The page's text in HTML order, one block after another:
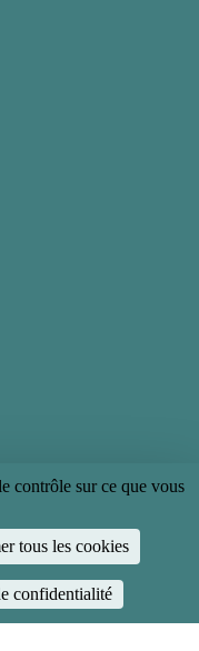
légales
des cookies
contrôle sur ce que vous
tous les cookies
confidentialité